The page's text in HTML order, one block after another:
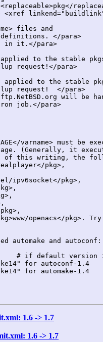
<xref
files and
definitions. </para>
to the stable
request!</para>
to the stable
request!  </para>
will be
varname> must be
(Generally, it
of this writing, the
pkg>,
ipv6socket</pkg>,
openacs</pkg>. Try
automake and
# if default version
1.6 -> 1.7
1.6 -> 1.7